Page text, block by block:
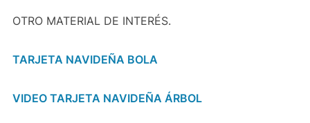
OTRO MATERIAL DE INTERÉS.
TARJETA NAVIDEÑA BOLA
VIDEO TARJETA NAVIDEÑA ÁRBOL